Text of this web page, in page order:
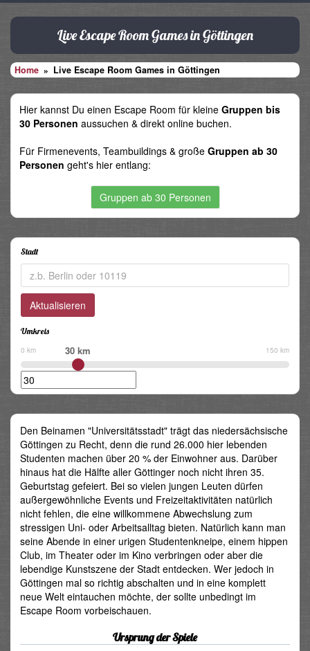
Live Escape Room Games in Göttingen
Home Live Escape Room Games in Göttingen
Hier kannst Du einen Escape Room für kleine Gruppen bis
30 Personen aussuchen & direkt online buchen.
Für Firmenevents, Teambuildings & große Gruppen ab 30
Personen geht's hier entlang:
Gruppen ab 30 Personen
Stadt
Umkreis
0 km 150 km
30 km
Den Beinamen "Universitätsstadt" trägt das niedersächsische
Göttingen zu Recht, denn die rund 26.000 hier lebenden
Studenten machen über 20 % der Einwohner aus. Darüber
hinaus hat die Hälfte aller Göttinger noch nicht ihren 35.
Geburtstag gefeiert. Bei so vielen jungen Leuten dürfen
außergewöhnliche Events und Freizeitaktivitäten natürlich
nicht fehlen, die eine willkommene Abwechslung zum
stressigen Uni- oder Arbeitsalltag bieten. Natürlich kann man
seine Abende in einer urigen Studentenkneipe, einem hippen
Club, im Theater oder im Kino verbringen oder aber die
lebendige Kunstszene der Stadt entdecken. Wer jedoch in
Göttingen mal so richtig abschalten und in eine komplett
neue Welt eintauchen möchte, der sollte unbedingt im
Escape Room vorbeischauen.
Ursprung der Spiele